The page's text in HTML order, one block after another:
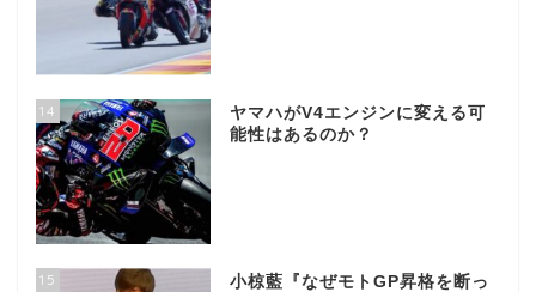
14
ヤマハがV4エンジンに変える可
能性はあるのか？
15
小椋藍『なぜモトGP昇格を断っ